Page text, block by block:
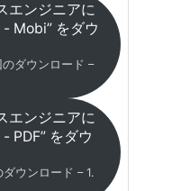
エンジニアに
Mobi” をダウ
ダウンロード –
エンジニアに
PDF” をダウ
ウンロード – 1.